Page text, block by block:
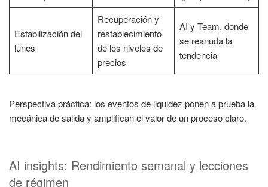
Estabilización del
lunes
Recuperación y
restablecimiento
de los niveles de
precios
AI y Team, donde
se reanuda la
tendencia
Perspectiva práctica: los eventos de liquidez ponen a prueba la
mecánica de salida y amplifican el valor de un proceso claro.
AI insights: Rendimiento semanal y lecciones
de régimen